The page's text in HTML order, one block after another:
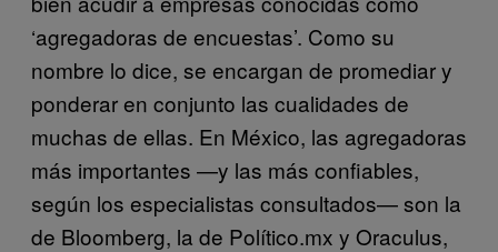
‘agregadoras de encuestas’. Como su
nombre lo dice, se encargan de promediar y
ponderar en conjunto las cualidades de
muchas de ellas. En México, las agregadoras
más importantes —y las más confiables,
según los especialistas consultados— son la
de Bloomberg, la de Político.mx y Oraculus,